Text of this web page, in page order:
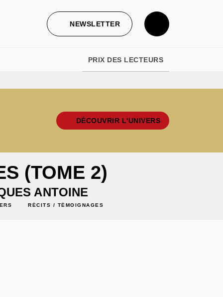
NEWSLETTER
PRIX DES LECTEURS
DÉCOUVRIR L'UNIVERS
(TOME 2)
ANTOINE
RÉCITS / TÉMOIGNAGES